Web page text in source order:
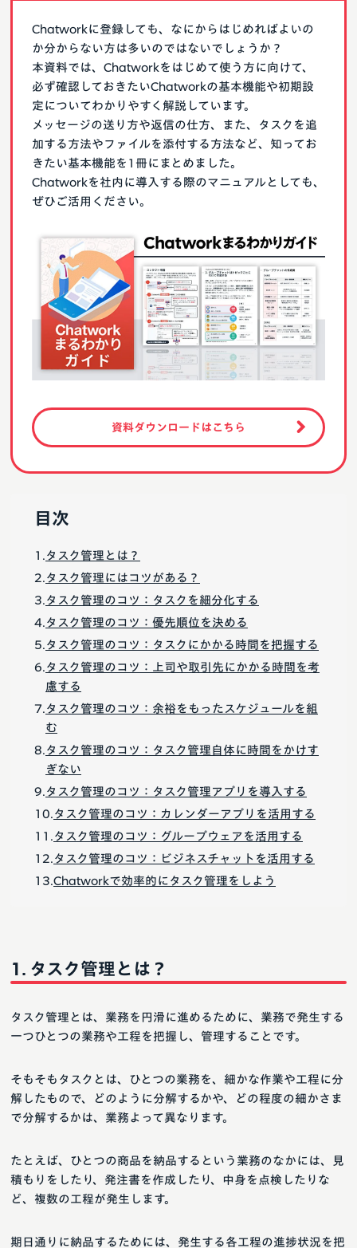
Chatworkに登録しても、なにからはじめればよいの
か分からない方は多いのではないでしょうか？
本資料では、Chatworkをはじめて使う方に向けて、
必ず確認しておきたいChatworkの基本機能や初期設
定についてわかりやすく解説しています。
メッセージの送り方や返信の仕方、また、タスクを追
加する方法やファイルを添付する方法など、知ってお
きたい基本機能を1冊にまとめました。
Chatworkを社内に導入する際のマニュアルとしても、
ぜひご活用ください。
資料ダウンロードはこちら
目次
タスク管理とは？
タスク管理にはコツがある？
タスク管理のコツ：タスクを細分化する
タスク管理のコツ：優先順位を決める
タスク管理のコツ：タスクにかかる時間を把握する
タスク管理のコツ：上司や取引先にかかる時間を考
慮する
タスク管理のコツ：余裕をもったスケジュールを組
む
タスク管理のコツ：タスク管理自体に時間をかけす
ぎない
タスク管理のコツ：タスク管理アプリを導入する
タスク管理のコツ：カレンダーアプリを活用する
タスク管理のコツ：グループウェアを活用する
タスク管理のコツ：ビジネスチャットを活用する
Chatworkで効率的にタスク管理をしよう
タスク管理とは？
タスク管理とは、業務を円滑に進めるために、業務で発生する
一つひとつの業務や工程を把握し、管理することです。
そもそもタスクとは、ひとつの業務を、細かな作業や工程に分
解したもので、どのように分解するかや、どの程度の細かさま
で分解するかは、業務よって異なります。
たとえば、ひとつの商品を納品するという業務のなかには、見
積もりをしたり、発注書を作成したり、中身を点検したりな
ど、複数の工程が発生します。
期日通りに納品するためには、発生する各工程の進捗状況を把